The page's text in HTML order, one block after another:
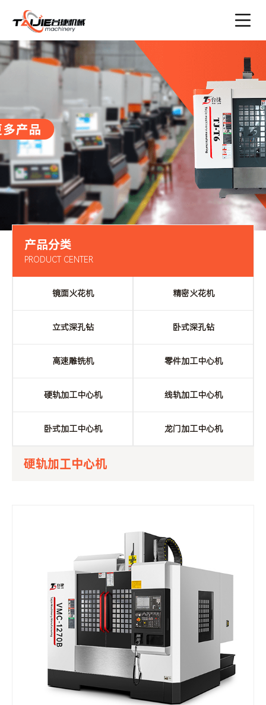
产品分类
PRODUCT CENTER
镜面火花机 精密火花机
立式深孔钻 卧式深孔钻
高速雕铣机 零件加工中心机
硬轨加工中心机 线轨加工中心机
卧式加工中心机 龙门加工中心机
硬轨加工中心机